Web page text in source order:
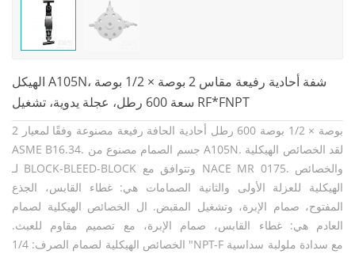
الهيكل A105N، شفة أحادية رفيعة مقاس 2 بوصة × 1/2 بوصة
سعة 600 رطل، عجلة يدوية، تشغيل RF*FNPT
2 بوصة × 1/2 بوصة 600 رطل أحادية الحافة رفيعة مصنوعة وفقًا لمعيار
ASME B16.34. جسم الصمام مصنوع من A105N. لقد الخصائص الهيكلية
لـ BLOCK-BLEED-BLOCK وتتوافق مع NACE MR 0175. والخصائص
الهيكلية للعزلة الأولى والثانية الصمامات هي: غطاء القابس، الجذع
المفتوح، صمام الإبرة، وتشغيل المقبض. ال الخصائص الهيكلية لصمام
العادم هي: غطاء القابس، صمام الإبرة، مع تصميم مقاوم للعبث.
الخصائص الهيكلية لصمام الصرف: 1/4 "NPT-F مع سدادة ملولبة سداسية